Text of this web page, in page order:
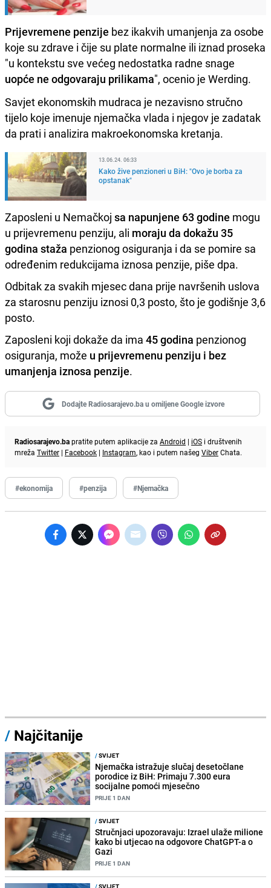
Prijevremene penzije bez ikakvih umanjenja za osobe
koje su zdrave i čije su plate normalne ili iznad proseka
"u kontekstu sve većeg nedostatka radne snage
uopće ne odgovaraju prilikama", ocenio je Werding.
Savjet ekonomskih mudraca je nezavisno stručno
tijelo koje imenuje njemačka vlada i njegov je zadatak
da prati i analizira makroekonomska kretanja.
13.06.24. 06:33
Kako žive penzioneri u BiH: "Ovo je borba za
opstanak"
Zaposleni u Nemačkoj sa napunjene 63 godine mogu
u prijevremenu penziju, ali moraju da dokažu 35
godina staža penzionog osiguranja i da se pomire sa
određenim redukcijama iznosa penzije, piše dpa.
Odbitak za svakih mjesec dana prije navršenih uslova
za starosnu penziju iznosi 0,3 posto, što je godišnje 3,6
posto.
Zaposleni koji dokaže da ima 45 godina penzionog
osiguranja, može u prijevremenu penziju i bez
umanjenja iznosa penzije.
Dodajte Radiosarajevo.ba u omiljene Google izvore
Radiosarajevo.bapratite putem aplikacije za Android | iOS i društvenih
mreža Twitter | Facebook | Instagram, kao i putem našeg ViberChata.
#ekonomija #penzija #Njemačka
/ Najčitanije
/SVIJET
Njemačka istražuje slučaj desetočlane
porodice iz BiH: Primaju 7.300 eura
socijalne pomoći mjesečno
PRIJE 1 DAN
/SVIJET
Stručnjaci upozoravaju: Izrael ulaže milione
kako bi utjecao na odgovore ChatGPT-a o
Gazi
PRIJE 1 DAN
/SVIJET